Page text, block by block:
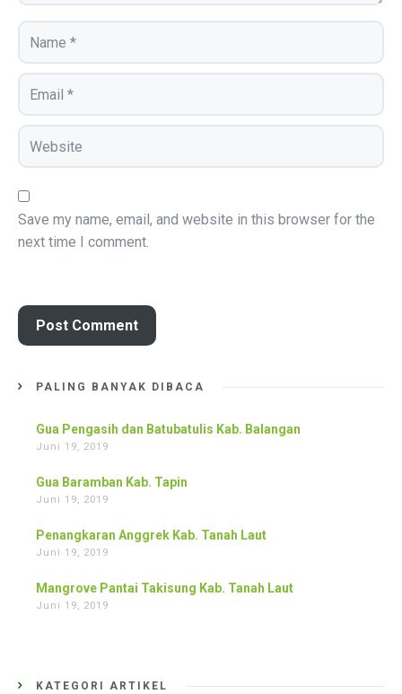
Save my name, email, and website in this browser for the
next time I comment.
PALING BANYAK DIBACA
Gua Pengasih dan Batubatulis Kab. Balangan
Juni 19, 2019
Gua Baramban Kab. Tapin
Juni 19, 2019
Penangkaran Anggrek Kab. Tanah Laut
Juni 19, 2019
Mangrove Pantai Takisung Kab. Tanah Laut
Juni 19, 2019
KATEGORI ARTIKEL